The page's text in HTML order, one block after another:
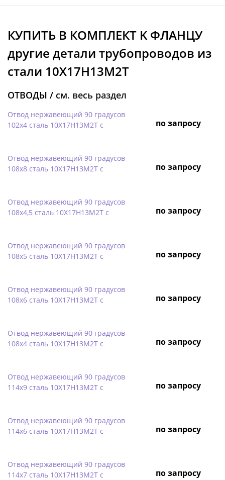
КУПИТЬ В КОМПЛЕКТ K ФЛАНЦУ
другие детали трубопроводов из
стали 10Х17Н13М2Т
ОТВОДЫ / см. весь раздел
Отвод нержавеющий 90 градусов
102х4 сталь 10Х17Н13М2Т с
по запросу
Отвод нержавеющий 90 градусов
108х8 сталь 10Х17Н13М2Т с
по запросу
Отвод нержавеющий 90 градусов
108х4,5 сталь 10Х17Н13М2Т с
по запросу
Отвод нержавеющий 90 градусов
108х5 сталь 10Х17Н13М2Т с
по запросу
Отвод нержавеющий 90 градусов
108х6 сталь 10Х17Н13М2Т с
по запросу
Отвод нержавеющий 90 градусов
108х4 сталь 10Х17Н13М2Т с
по запросу
Отвод нержавеющий 90 градусов
114х9 сталь 10Х17Н13М2Т с
по запросу
Отвод нержавеющий 90 градусов
114х6 сталь 10Х17Н13М2Т с
по запросу
Отвод нержавеющий 90 градусов
114х7 сталь 10Х17Н13М2Т с
по запросу